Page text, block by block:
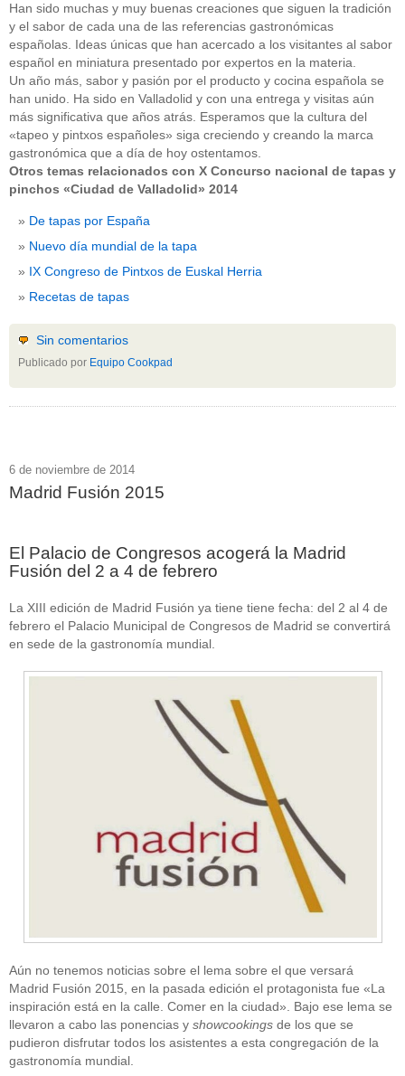
Han sido muchas y muy buenas creaciones que siguen la tradición
y el sabor de cada una de las referencias gastronómicas
españolas. Ideas únicas que han acercado a los visitantes al sabor
español en miniatura presentado por expertos en la materia.
Un año más, sabor y pasión por el producto y cocina española se
han unido. Ha sido en Valladolid y con una entrega y visitas aún
más significativa que años atrás. Esperamos que la cultura del
«tapeo y pintxos españoles» siga creciendo y creando la marca
gastronómica que a día de hoy ostentamos.
Otros temas relacionados con X Concurso nacional de tapas y
pinchos «Ciudad de Valladolid» 2014
De tapas por España
Nuevo día mundial de la tapa
IX Congreso de Pintxos de Euskal Herria
Recetas de tapas
Sin comentarios
Publicado por Equipo Cookpad
6 de noviembre de 2014
Madrid Fusión 2015
El Palacio de Congresos acogerá la Madrid
Fusión del 2 a 4 de febrero
La XIII edición de Madrid Fusión ya tiene tiene fecha: del 2 al 4 de
febrero el Palacio Municipal de Congresos de Madrid se convertirá
en sede de la gastronomía mundial.
Aún no tenemos noticias sobre el lema sobre el que versará
Madrid Fusión 2015, en la pasada edición el protagonista fue «La
inspiración está en la calle. Comer en la ciudad». Bajo ese lema se
llevaron a cabo las ponencias y showcookings de los que se
pudieron disfrutar todos los asistentes a esta congregación de la
gastronomía mundial.